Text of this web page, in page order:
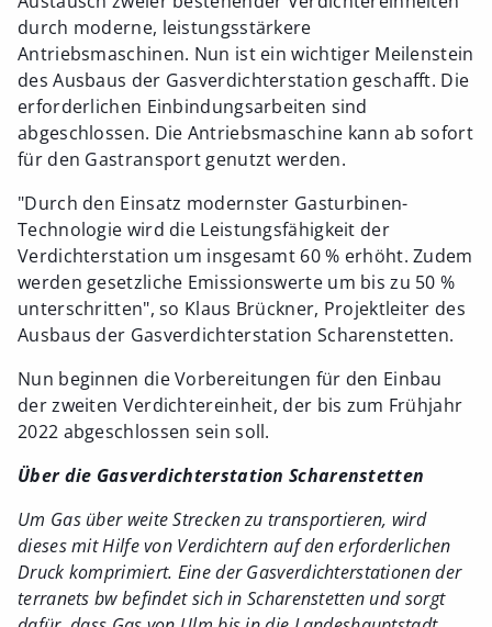
durch moderne, leistungsstärkere
Antriebsmaschinen. Nun ist ein wichtiger Meilenstein
des Ausbaus der Gasverdichterstation geschafft. Die
erforderlichen Einbindungsarbeiten sind
abgeschlossen. Die Antriebsmaschine kann ab sofort
für den Gastransport genutzt werden.
"Durch den Einsatz modernster Gasturbinen-
Technologie wird die Leistungsfähigkeit der
Verdichterstation um insgesamt 60 % erhöht. Zudem
werden gesetzliche Emissionswerte um bis zu 50 %
unterschritten", so Klaus Brückner, Projektleiter des
Ausbaus der Gasverdichterstation Scharenstetten.
Nun beginnen die Vorbereitungen für den Einbau
der zweiten Verdichtereinheit, der bis zum Frühjahr
2022 abgeschlossen sein soll.
Über die Gasverdichterstation Scharenstetten
Um Gas über weite Strecken zu transportieren, wird
dieses mit Hilfe von Verdichtern auf den erforderlichen
Druck komprimiert. Eine der Gasverdichterstationen der
terranets bw befindet sich in Scharenstetten und sorgt